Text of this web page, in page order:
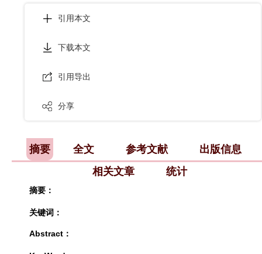
引用本文
下载本文
引用导出
分享
摘要 全文 参考文献
出版信息
相关文章
统计
摘要：
关键词：
Abstract：